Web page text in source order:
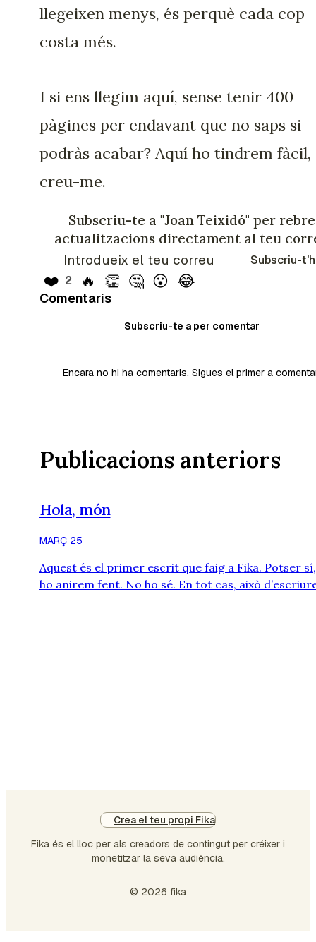
llegeixen menys, és perquè cada cop
costa més.
I si ens llegim aquí, sense tenir 400
pàgines per endavant que no saps si
podràs acabar? Aquí ho tindrem fàcil,
creu-me.
Subscriu-te a "Joan Teixidó" per rebre
actualitzacions directament al teu
Subscriu-
❤️ 2 🔥 👏 🤔 😮 😂
Comentaris
Subscriu-te a per comentar
Encara no hi ha comentaris. Sigues el primer a
Publicacions anteriors
Hola, món
MARÇ 25
Aquest és el primer escrit que faig a Fika. Potser
ho anirem fent. No ho sé. En tot cas, això
Crea el teu propi Fika
Fika és el lloc per als creadors de contingut per créixer i
monetitzar la seva audiència.
© 2026 fika